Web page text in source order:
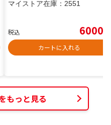
マイストア在庫： 2551
税込 6000
カートに入れる
もっと見る